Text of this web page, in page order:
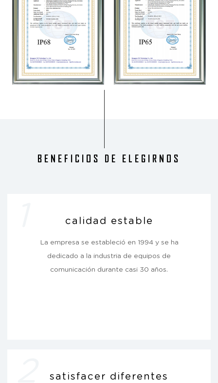
BENEFICIOS DE ELEGIRNOS
calidad estable
La empresa se estableció en 1994 y se ha
dedicado a la industria de equipos de
comunicación durante casi 30 años.
satisfacer diferentes